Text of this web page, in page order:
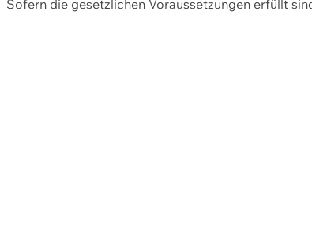
Sofern die gesetzlichen Voraussetzungen erfüllt